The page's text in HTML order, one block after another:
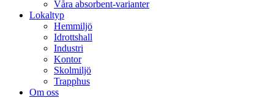
Våra absorbent-varianter
Lokaltyp
Hemmiljö
Idrottshall
Industri
Kontor
Skolmiljö
Trapphus
Om oss